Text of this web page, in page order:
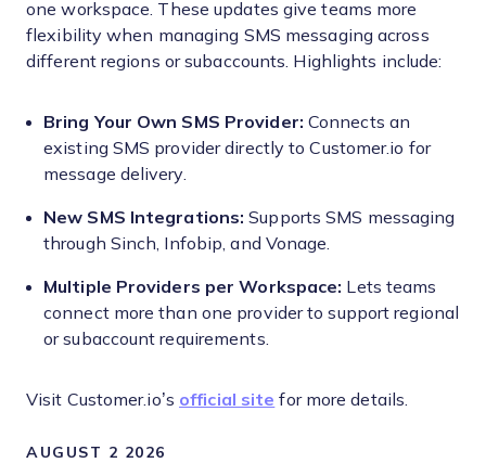
one workspace. These updates give teams more
flexibility when managing SMS messaging across
different regions or subaccounts. Highlights include:
Bring Your Own SMS Provider: Connects an
existing SMS provider directly to Customer.io for
message delivery.
New SMS Integrations: Supports SMS messaging
through Sinch, Infobip, and Vonage.
Multiple Providers per Workspace: Lets teams
connect more than one provider to support regional
or subaccount requirements.
Visit Customer.io’s official site for more details.
AUGUST 2 2026